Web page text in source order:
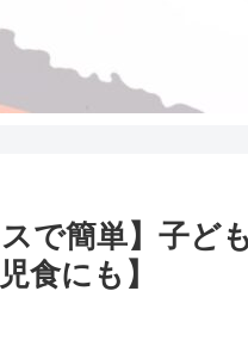
スで簡単】子
食にも】